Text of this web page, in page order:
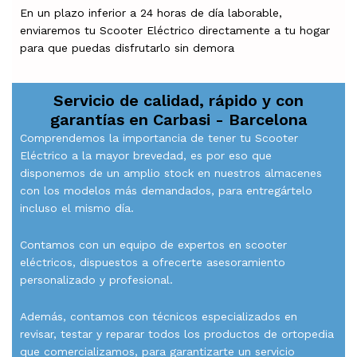
En un plazo inferior a 24 horas de día laborable,
enviaremos tu Scooter Eléctrico directamente a tu hogar
para que puedas disfrutarlo sin demora
Servicio de calidad, rápido y con
garantías en Carbasi - Barcelona
Comprendemos la importancia de tener tu Scooter
Eléctrico a la mayor brevedad, es por eso que
disponemos de un amplio stock en nuestros almacenes
con los modelos más demandados, para entregártelo
incluso el mismo día.
Contamos con un equipo de expertos en scooter
eléctricos, dispuestos a ofrecerte asesoramiento
personalizado y profesional.
Además, contamos con técnicos especializados en
revisar, testar y reparar todos los productos de ortopedia
que comercializamos, para garantizarte un servicio